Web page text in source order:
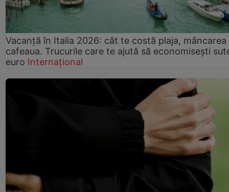
Vacanță în Italia 2026: cât te costă plaja, mâncarea
cafeaua. Trucurile care te ajută să economisești
euro Internațional